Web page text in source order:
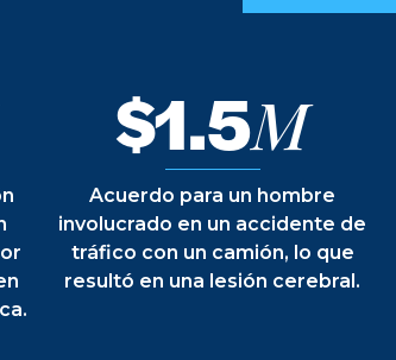
$1.5M
Acuerdo para un hombre
involucrado en un accidente de
tráfico con un camión, lo que
resultó en una lesión cerebral.